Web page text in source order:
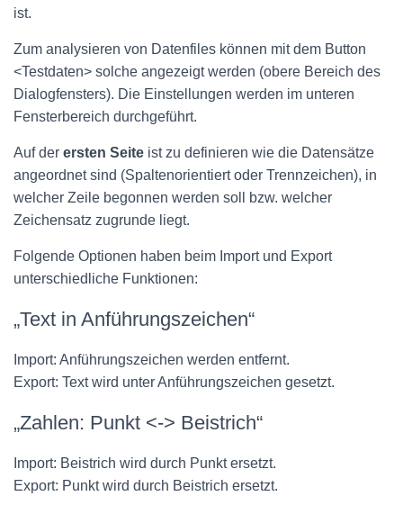
ist.
Zum analysieren von Datenfiles können mit dem Button
<Testdaten> solche angezeigt werden (obere Bereich des
Dialogfensters). Die Einstellungen werden im unteren
Fensterbereich durchgeführt.
Auf der ersten Seite ist zu definieren wie die Datensätze
angeordnet sind (Spaltenorientiert oder Trennzeichen), in
welcher Zeile begonnen werden soll bzw. welcher
Zeichensatz zugrunde liegt.
Folgende Optionen haben beim Import und Export
unterschiedliche Funktionen:
„Text in Anführungszeichen“
Import: Anführungszeichen werden entfernt.
Export: Text wird unter Anführungszeichen gesetzt.
„Zahlen: Punkt <-> Beistrich“
Import: Beistrich wird durch Punkt ersetzt.
Export: Punkt wird durch Beistrich ersetzt.